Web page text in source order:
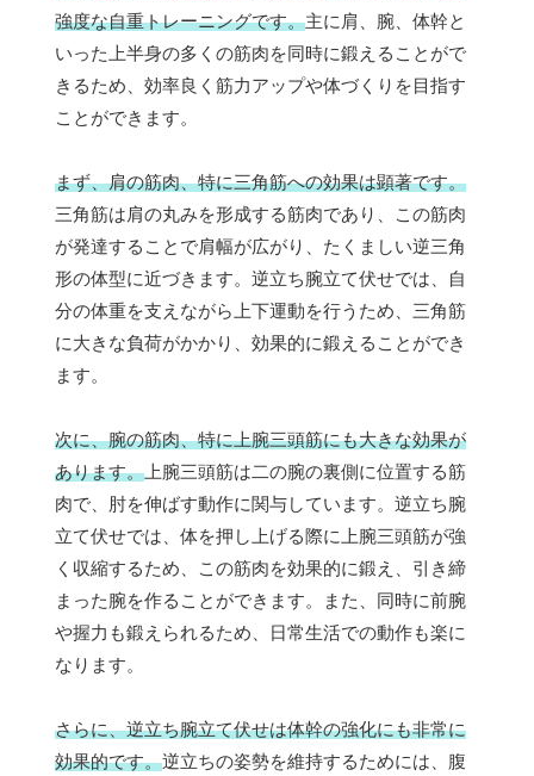
強度な自重トレーニングです。主に肩、腕、体幹と
いった上半身の多くの筋肉を同時に鍛えることがで
きるため、効率良く筋力アップや体づくりを目指す
ことができます。
まず、肩の筋肉、特に三角筋への効果は顕著です。
三角筋は肩の丸みを形成する筋肉であり、この筋肉
が発達することで肩幅が広がり、たくましい逆三角
形の体型に近づきます。逆立ち腕立て伏せでは、自
分の体重を支えながら上下運動を行うため、三角筋
に大きな負荷がかかり、効果的に鍛えることができ
ます。
次に、腕の筋肉、特に上腕三頭筋にも大きな効果が
あります。 上腕三頭筋は二の腕の裏側に位置する筋
肉で、肘を伸ばす動作に関与しています。逆立ち腕
立て伏せでは、体を押し上げる際に上腕三頭筋が強
く収縮するため、この筋肉を効果的に鍛え、引き締
まった腕を作ることができます。また、同時に前腕
や握力も鍛えられるため、日常生活での動作も楽に
なります。
さらに、逆立ち腕立て伏せは体幹の強化にも非常に
効果的です。逆立ちの姿勢を維持するためには、腹